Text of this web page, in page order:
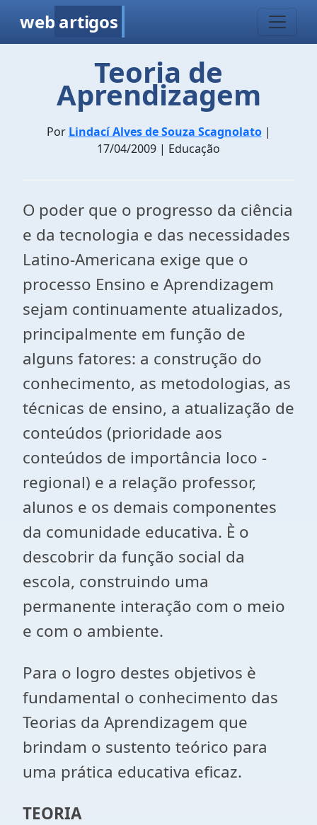
web artigos
Teoria de
Aprendizagem
Por Lindací Alves de Souza Scagnolato|
17/04/2009 | Educação
O poder que o progresso da ciência
e da tecnologia e das necessidades
Latino-Americana exige que o
processo Ensino e Aprendizagem
sejam continuamente atualizados,
principalmente em função de
alguns fatores: a construção do
conhecimento, as metodologias, as
técnicas de ensino, a atualização de
conteúdos (prioridade aos
conteúdos de importância loco -
regional) e a relação professor,
alunos e os demais componentes
da comunidade educativa. È o
descobrir da função social da
escola, construindo uma
permanente interação com o meio
e com o ambiente.
Para o logro destes objetivos è
fundamental o conhecimento das
Teorias da Aprendizagem que
brindam o sustento teórico para
uma prática educativa eficaz.
TEORIA